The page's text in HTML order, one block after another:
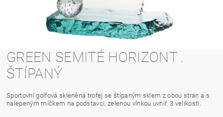
GREEN SEMITÉ HORIZONT .
ŠTÍPANÝ
Sportovní golfová skleněná trofej se štípaným sklem z obou stran a s
nalepeným míčkem na podstavci, zelenou vlnkou uvniř. 3 velikosti.